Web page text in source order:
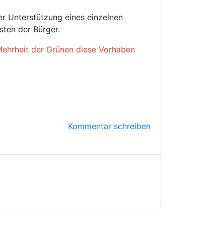
Unterstützung eines einzelnen
der Bürger.
der Grünen diese Vorhaben
Kommentar schreiben